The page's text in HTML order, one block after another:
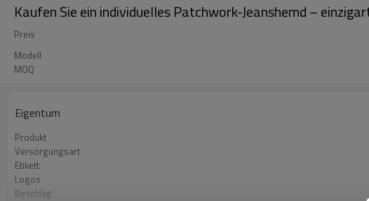
Kaufen Sie ein individuelles Patchwork-Jeanshemd –
Preis
Modell
MOQ
Eigentum
Produkt
Versorgungsart
Etikett
Logos
Beschlag